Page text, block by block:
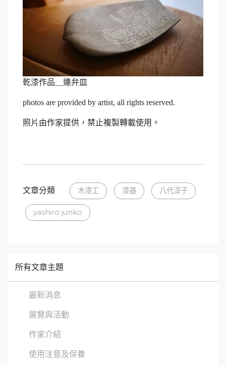
乾漆作品＿連弁皿
photos are provided by artist, all rights reserved.
照片由作家提供，禁止複製轉載使用。
文章分類 木漆工 漆器 八代淳子
yashiro junko
所有文章主題
最新消息
展覽與活動
作家介紹
使用注意及保養